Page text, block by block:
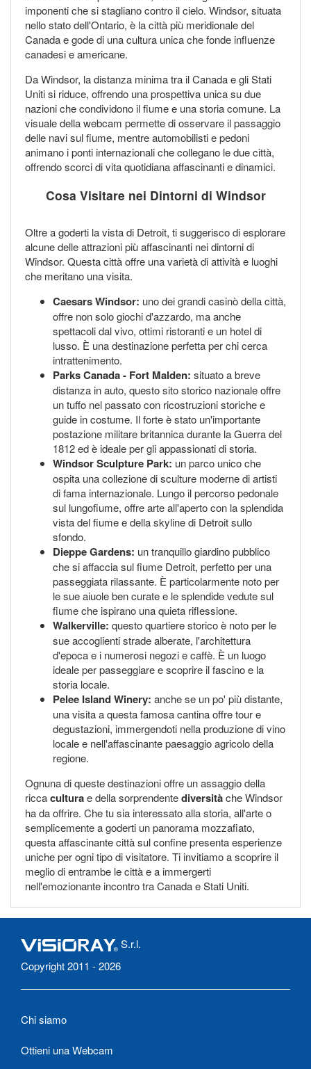
imponenti che si stagliano contro il cielo. Windsor, situata
nello stato dell'Ontario, è la città più meridionale del
Canada e gode di una cultura unica che fonde influenze
canadesi e americane.
Da Windsor, la distanza minima tra il Canada e gli Stati
Uniti si riduce, offrendo una prospettiva unica su due
nazioni che condividono il fiume e una storia comune. La
visuale della webcam permette di osservare il passaggio
delle navi sul fiume, mentre automobilisti e pedoni
animano i ponti internazionali che collegano le due città,
offrendo scorci di vita quotidiana affascinanti e dinamici.
Cosa Visitare nei Dintorni di Windsor
Oltre a goderti la vista di Detroit, ti suggerisco di esplorare
alcune delle attrazioni più affascinanti nei dintorni di
Windsor. Questa città offre una varietà di attività e luoghi
che meritano una visita.
Caesars Windsor: uno dei grandi casinò della città,
offre non solo giochi d'azzardo, ma anche
spettacoli dal vivo, ottimi ristoranti e un hotel di
lusso. È una destinazione perfetta per chi cerca
intrattenimento.
Parks Canada - Fort Malden: situato a breve
distanza in auto, questo sito storico nazionale offre
un tuffo nel passato con ricostruzioni storiche e
guide in costume. Il forte è stato un'importante
postazione militare britannica durante la Guerra del
1812 ed è ideale per gli appassionati di storia.
Windsor Sculpture Park: un parco unico che
ospita una collezione di sculture moderne di artisti
di fama internazionale. Lungo il percorso pedonale
sul lungofiume, offre arte all'aperto con la splendida
vista del fiume e della skyline di Detroit sullo
sfondo.
Dieppe Gardens: un tranquillo giardino pubblico
che si affaccia sul fiume Detroit, perfetto per una
passeggiata rilassante. È particolarmente noto per
le sue aiuole ben curate e le splendide vedute sul
fiume che ispirano una quieta riflessione.
Walkerville: questo quartiere storico è noto per le
sue accoglienti strade alberate, l'architettura
d'epoca e i numerosi negozi e caffè. È un luogo
ideale per passeggiare e scoprire il fascino e la
storia locale.
Pelee Island Winery: anche se un po' più distante,
una visita a questa famosa cantina offre tour e
degustazioni, immergendoti nella produzione di vino
locale e nell'affascinante paesaggio agricolo della
regione.
Ognuna di queste destinazioni offre un assaggio della
riccaculturae della sorprendentediversitàche Windsor
ha da offrire. Che tu sia interessato alla storia, all'arte o
semplicemente a goderti un panorama mozzafiato,
questa affascinante città sul confine presenta esperienze
uniche per ogni tipo di visitatore. Ti invitiamo a scoprire il
meglio di entrambe le città e a immergerti
nell'emozionante incontro tra Canada e Stati Uniti.
S.r.l.
Copyright 2011 - 2026
Chi siamo
Ottieni una Webcam